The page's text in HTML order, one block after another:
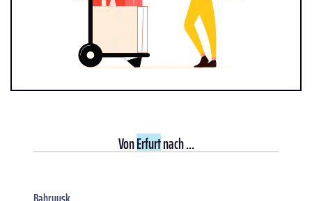
VonErfurtnach ...